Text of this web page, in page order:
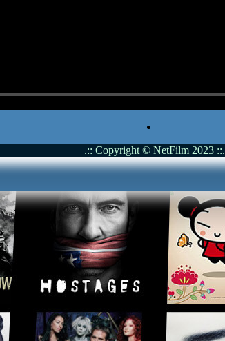
.:: Copyright © NetFilm 2023 ::.